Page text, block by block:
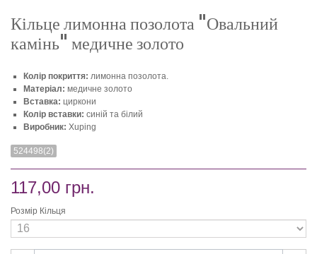
Кільце лимонна позолота "Овальний
камінь" медичне золото
Колір покриття: лимонна позолота.
Матеріал: медичне золото
Вставка: циркони
Колір вставки: синій та білий
Виробник: Xuping
524498(2)
117,00 грн.
Розмір Кільця